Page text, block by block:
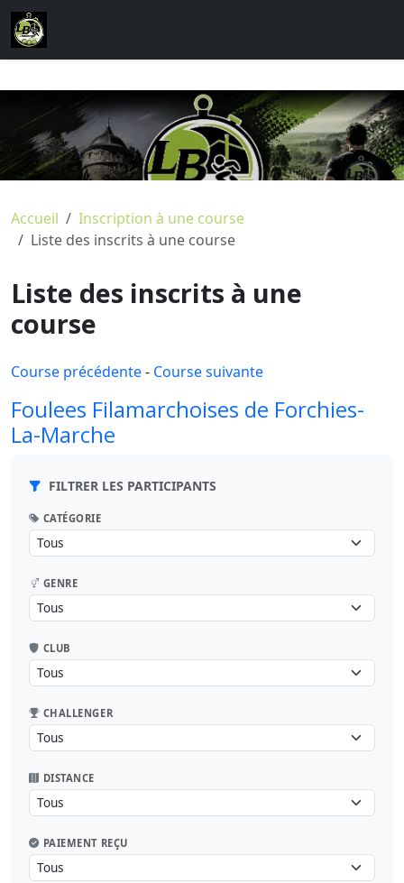
Accueil
Inscription à une course
Liste des inscrits à une course
Liste des inscrits à une
course
Course précédente- Course suivante
Foulees Filamarchoises de Forchies-
La-Marche
FILTRER LES PARTICIPANTS
CATÉGORIE
GENRE
CLUB
CHALLENGER
DISTANCE
PAIEMENT REÇU